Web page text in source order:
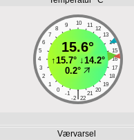
10
9 11
8
12
7
13
6
14
5
15
4
16
3
17
2
18
1
19
0
20
-1 21
|
-2 22
15.6°
↑15.7°↓14.2°
0.2°
Værvarsel